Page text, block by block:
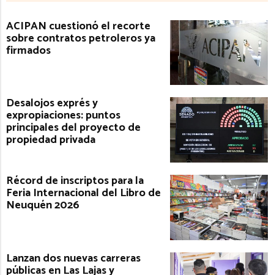
ACIPAN cuestionó el recorte
sobre contratos petroleros ya
firmados
Desalojos exprés y
expropiaciones: puntos
principales del proyecto de
propiedad privada
Récord de inscriptos para la
Feria Internacional del Libro de
Neuquén 2026
Lanzan dos nuevas carreras
públicas en Las Lajas y